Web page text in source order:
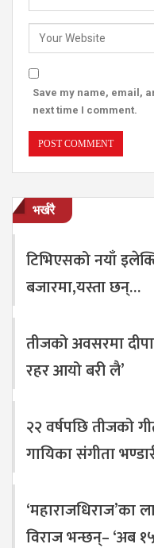
Save my name, email,
next time I comment.
भर्खरै
टिभिएसको नयाँ
बजारमा,यस्ता छन्…
तीजको अवसरमा
रहर आयो बरी लै’
२२ वर्षपछि तीजको
गायिका संगीता
‘महाराजधिराज’का
विराज भन्छन्– ‘अब